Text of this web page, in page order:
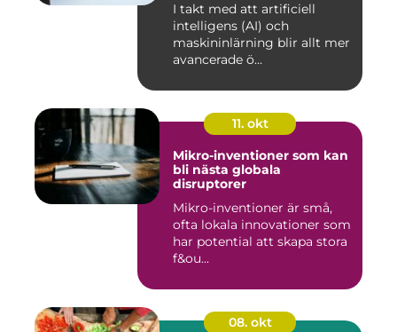
I takt med att artificiell
intelligens (AI) och
maskininlärning blir allt mer
avancerade ö...
11. okt
Mikro-inventioner som kan
bli nästa globala
disruptorer
Mikro-inventioner är små,
ofta lokala innovationer som
har potential att skapa stora
f&ou...
08. okt